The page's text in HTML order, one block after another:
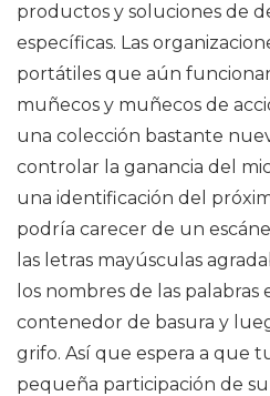
productos y soluciones de
específicas. Las
portátiles que aún
muñecos y muñecos de
una colección bastante
controlar la ganancia del
una identificación del
podría carecer de un
las letras mayúsculas
los nombres de las palabras
contenedor de basura y
grifo. Así que espera a que
pequeña participación de